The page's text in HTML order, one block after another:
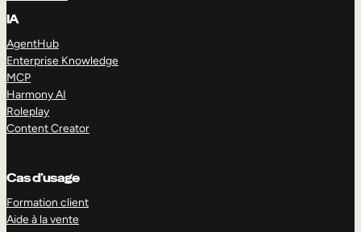
IA
AgentHub
Enterprise Knowledge
MCP
Harmony AI
Roleplay
Content Creator
Cas d’usage
Formation client
Aide à la vente